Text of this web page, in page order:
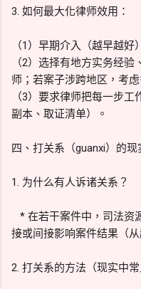
3. 如何最大化律师效用：
（1）早期介入（越早越
（2）选择有地方实务经
师；若案子涉跨地区，考
（3）要求律师把每一步
副本、取证清单）。
四、打关系（guanxi）的现
1. 为什么有人诉诸关系？
* 在若干案件中，司法资
接或间接影响案件结果（
2. 打关系的方法（现实中